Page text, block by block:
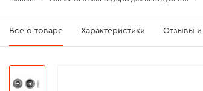
Все о товаре Характеристики Отзывы